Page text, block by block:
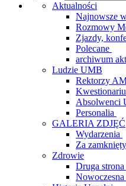
Aktualności
Najnowsze
Rozmowy
Zjazdy,
Polecane
archiwum
Ludzie UMB
Rektorzy
Absolwenci
Personalia
GALERIA ZDJĘĆ
Wydarzenia
Za
Zdrowie
Druga